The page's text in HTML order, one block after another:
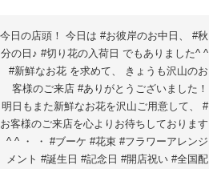
今日の店頭！ 今日は #お彼岸のお中日、 #秋
分の日♪ #切り花の入荷日 でもありました^ ^
#新鮮なお花 を求めて、 きょうも沢山のお
客様のご来店 #ありがとうございました！
明日もまた新鮮なお花を沢山ご用意して、 #
お客様のご来店を心よりお待ちしております
^ ^ ・ ・ #ブーケ #花束 #フラワーアレンジ
メント #誕生日 #記念日 #開店祝い #全国配